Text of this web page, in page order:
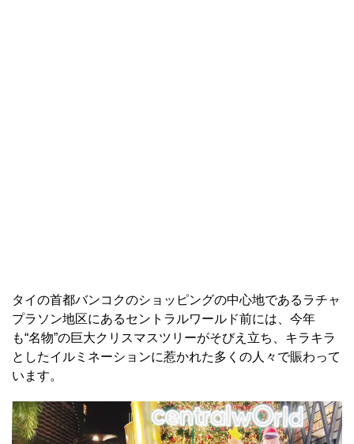
タイの首都バンコクのショッピングの中心地であるラチャ
プラソン地区にあるセントラルワールド前には、今年
も“名物”の巨大クリスマスツリーがそびえ立ち、キラキラ
としたイルミネーションに惹かれた多くの人々で賑わって
います。